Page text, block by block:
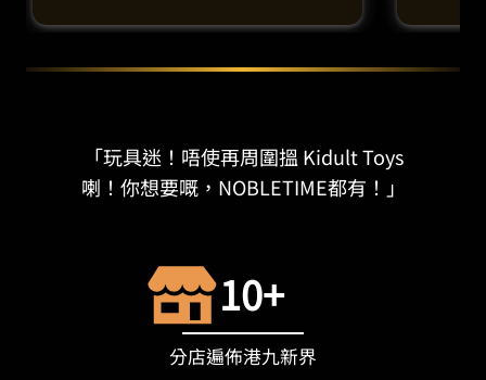
「玩具迷！唔使再周圍搵 Kidult Toys
喇！你想要嘅，NOBLETIME都有！」
10+
分店遍佈港九新界